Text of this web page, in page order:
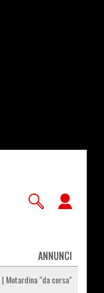
ANNUNCI
Motardina "da corsa"